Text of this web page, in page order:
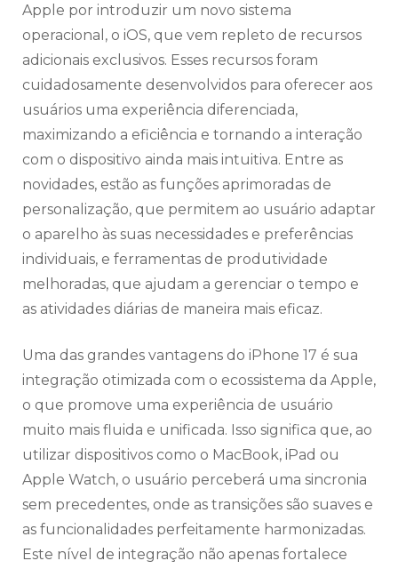
Apple por introduzir um novo sistema
operacional, o iOS, que vem repleto de recursos
adicionais exclusivos. Esses recursos foram
cuidadosamente desenvolvidos para oferecer aos
usuários uma experiência diferenciada,
maximizando a eficiência e tornando a interação
com o dispositivo ainda mais intuitiva. Entre as
novidades, estão as funções aprimoradas de
personalização, que permitem ao usuário adaptar
o aparelho às suas necessidades e preferências
individuais, e ferramentas de produtividade
melhoradas, que ajudam a gerenciar o tempo e
as atividades diárias de maneira mais eficaz.
Uma das grandes vantagens do iPhone 17 é sua
integração otimizada com o ecossistema da Apple,
o que promove uma experiência de usuário
muito mais fluida e unificada. Isso significa que, ao
utilizar dispositivos como o MacBook, iPad ou
Apple Watch, o usuário perceberá uma sincronia
sem precedentes, onde as transições são suaves e
as funcionalidades perfeitamente harmonizadas.
Este nível de integração não apenas fortalece